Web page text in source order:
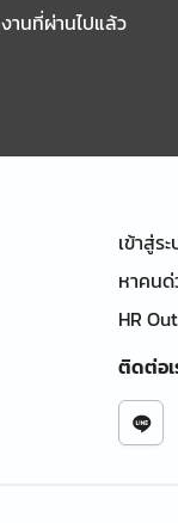
งานที่ผ่านไปแล้ว
เข้าสู่ร
หาคนด่
HR
ติดต่อเ